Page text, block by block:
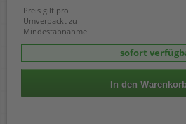
Preis gilt pro
Umverpackt zu
Mindestabnahme
sofort
In den